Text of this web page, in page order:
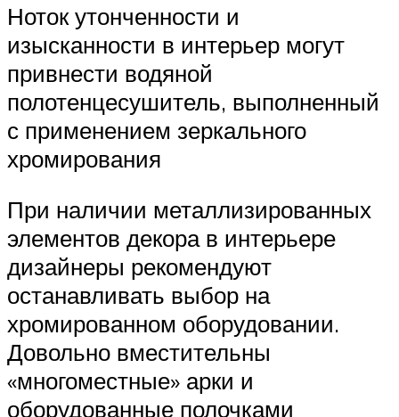
Ноток утонченности и
изысканности в интерьер могут
привнести водяной
полотенцесушитель, выполненный
с применением зеркального
хромирования
При наличии металлизированных
элементов декора в интерьере
дизайнеры рекомендуют
останавливать выбор на
хромированном оборудовании.
Довольно вместительны
«многоместные» арки и
оборудованные полочками